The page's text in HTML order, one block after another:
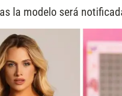
la modelo será